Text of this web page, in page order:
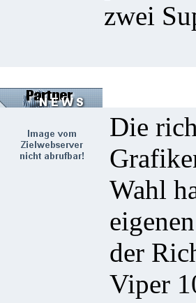
zwei
Die
Wahl
der
Viper